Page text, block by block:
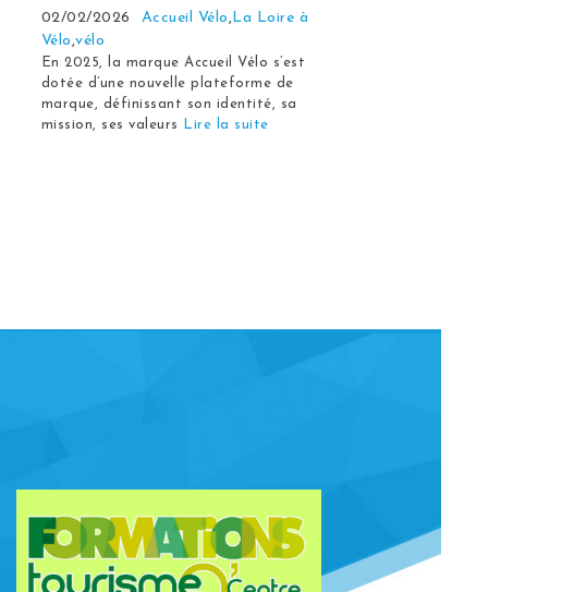
02/02/2026 Accueil Vélo,La Loire à
Vélo,vélo
En 2025, la marque Accueil Vélo s’est
dotée d’une nouvelle plateforme de
marque, définissant son identité, sa
mission, ses valeurs
Lire la suite